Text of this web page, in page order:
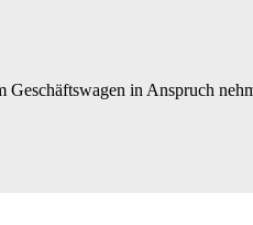
Geschäftswagen in Anspruch